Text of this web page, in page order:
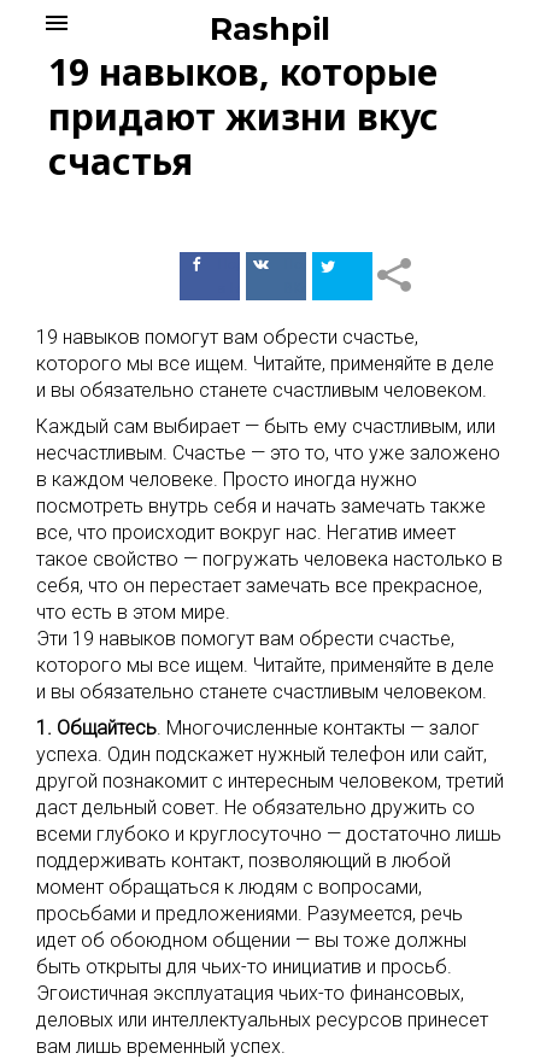
content
Rashpil
menu
19 навыков, которые
придают жизни вкус
счастья
ПоделитьсяПоделиться
19 навыков помогут вам обрести счастье,
которого мы все ищем. Читайте, применяйте в деле
и вы обязательно станете счастливым человеком.
Каждый сам выбирает — быть ему счастливым, или
несчастливым. Счастье — это то, что уже заложено
в каждом человеке. Просто иногда нужно
посмотреть внутрь себя и начать замечать также
все, что происходит вокруг нас. Негатив имеет
такое свойство — погружать человека настолько в
себя, что он перестает замечать все прекрасное,
что есть в этом мире.
Эти 19 навыков помогут вам обрести счастье,
которого мы все ищем. Читайте, применяйте в деле
и вы обязательно станете счастливым человеком.
1. Общайтесь. Многочисленные контакты — залог
успеха. Один подскажет нужный телефон или сайт,
другой познакомит с интересным человеком, третий
даст дельный совет. Не обязательно дружить со
всеми глубоко и круглосуточно — достаточно лишь
поддерживать контакт, позволяющий в любой
момент обращаться к людям с вопросами,
просьбами и предложениями. Разумеется, речь
идет об обоюдном общении — вы тоже должны
быть открыты для чьих-то инициатив и просьб.
Эгоистичная эксплуатация чьих-то финансовых,
деловых или интеллектуальных ресурсов принесет
вам лишь временный успех.